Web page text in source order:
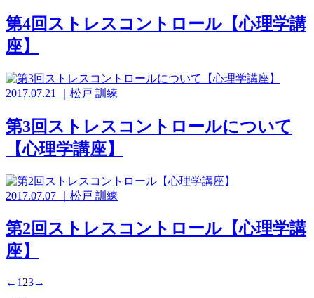
第4回ストレスコントロール【心理学講
座】
2017.07.21 松戸 訓練
第3回ストレスコントロールについて
【心理学講座】
2017.07.07 松戸 訓練
第2回ストレスコントロール【心理学講
座】
← 1 23→